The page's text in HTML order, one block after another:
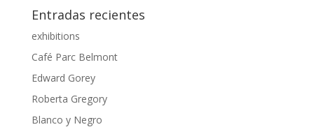
Entradas recientes
exhibitions
Café Parc Belmont
Edward Gorey
Roberta Gregory
Blanco y Negro